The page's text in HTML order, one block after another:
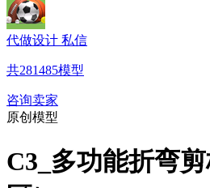
代做设计 私信
共281485模型
咨询卖家
原创模型
C3_多功能折弯